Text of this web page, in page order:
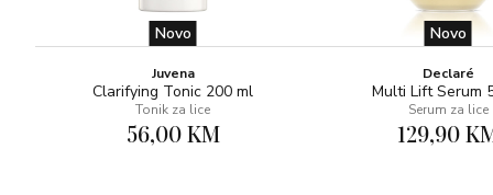
Novo
Juvena
Clarifying Tonic 200 ml
Tonik za lice
56,00 KM
Novo
Declaré
Multi Lift Serum
Serum za lice
129,90